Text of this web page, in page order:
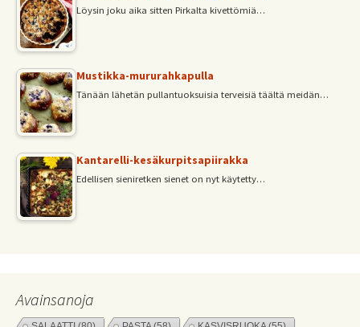
Löysin joku aika sitten Pirkalta kivettömiä…
Mustikka-mururahkapulla
Tänään lähetän pullantuoksuisia terveisiä täältä meidän…
Kantarelli-kesäkurpitsapiirakka
Edellisen sieniretken sienet on nyt käytetty…
Avainsanoja